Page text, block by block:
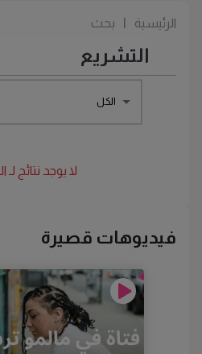
الرئيسية بحث
الكل
لا يوجد نتائج لـ
فيديوهات قصيرة